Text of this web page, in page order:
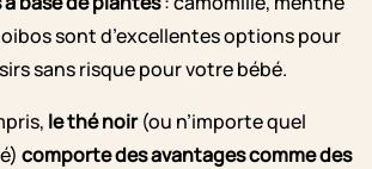
sont d’excellentes options pour
sans risque pour votre bébé.
le thé noir(ou n’importe quel
comporte des avantages comme des